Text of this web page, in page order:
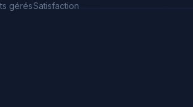
gérésSatisfaction